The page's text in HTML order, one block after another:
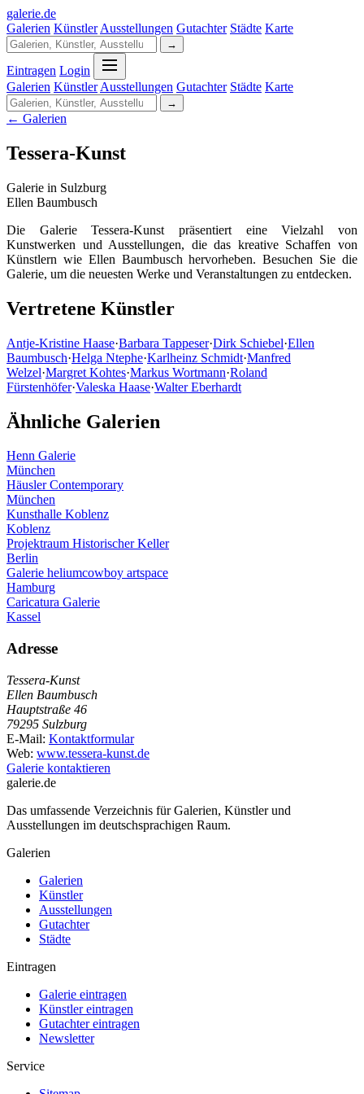
galerie.de
Galerien Künstler Ausstellungen Gutachter Städte Karte
→
Eintragen Login
Galerien Künstler Ausstellungen Gutachter Städte Karte
→
← Galerien
Tessera-Kunst
Galerie in Sulzburg
Ellen Baumbusch
Die Galerie Tessera-Kunst präsentiert eine Vielzahl von
Kunstwerken und Ausstellungen, die das kreative Schaffen von
Künstlern wie Ellen Baumbusch hervorheben. Besuchen Sie die
Galerie, um die neuesten Werke und Veranstaltungen zu entdecken.
Vertretene Künstler
Antje-Kristine Haase·Barbara Tappeser·Dirk Schiebel·Ellen
Baumbusch·Helga Ntephe·Karlheinz Schmidt·Manfred
Welzel·Margret Kohtes·Markus Wortmann·Roland
Fürstenhöfer·Valeska Haase·Walter Eberhardt
Ähnliche Galerien
Henn Galerie
München
Häusler Contemporary
München
Kunsthalle Koblenz
Koblenz
Projektraum Historischer Keller
Berlin
Galerie heliumcowboy artspace
Hamburg
Caricatura Galerie
Kassel
Adresse
Tessera-Kunst
Ellen Baumbusch
Hauptstraße 46
79295 Sulzburg
E-Mail: Kontaktformular
Web: www.tessera-kunst.de
Galerie kontaktieren
galerie.de
Das umfassende Verzeichnis für Galerien, Künstler und
Ausstellungen im deutschsprachigen Raum.
Galerien
Galerien
Künstler
Ausstellungen
Gutachter
Städte
Eintragen
Galerie eintragen
Künstler eintragen
Gutachter eintragen
Newsletter
Service